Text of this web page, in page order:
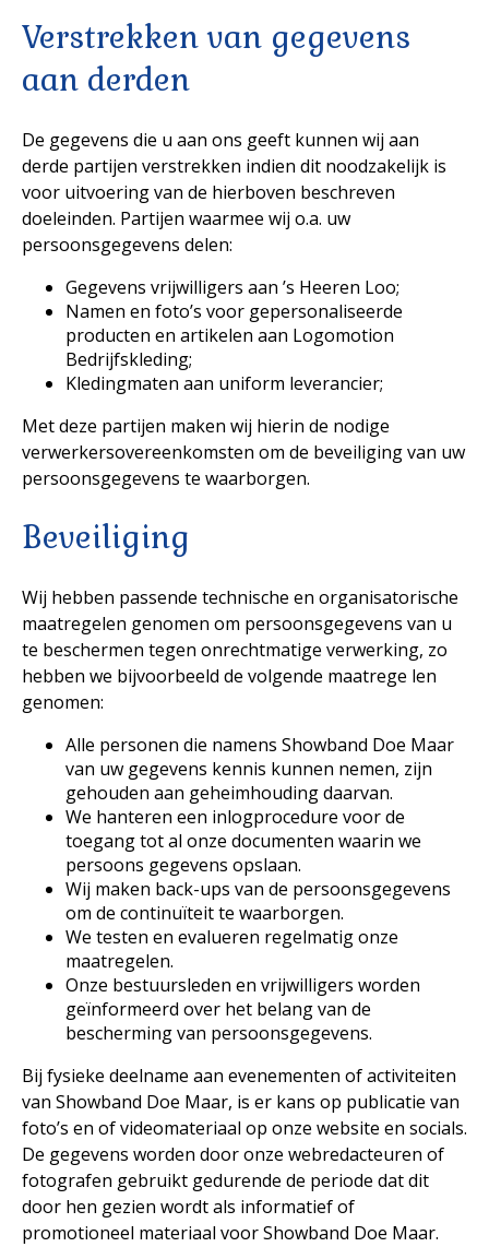
Verstrekken van gegevens
aan derden
De gegevens die u aan ons geeft kunnen wij aan
derde partijen verstrekken indien dit noodzakelijk is
voor uitvoering van de hierboven beschreven
doeleinden. Partijen waarmee wij o.a. uw
persoonsgegevens delen:
Gegevens vrijwilligers aan ’s Heeren Loo;
Namen en foto’s voor gepersonaliseerde
producten en artikelen aan Logomotion
Bedrijfskleding;
Kledingmaten aan uniform leverancier;
Met deze partijen maken wij hierin de nodige
verwerkersovereenkomsten om de beveiliging van uw
persoonsgegevens te waarborgen.
Beveiliging
Wij hebben passende technische en organisatorische
maatregelen genomen om persoonsgegevens van u
te beschermen tegen onrechtmatige verwerking, zo
hebben we bijvoorbeeld de volgende maatrege len
genomen:
Alle personen die namens Showband Doe Maar
van uw gegevens kennis kunnen nemen, zijn
gehouden aan geheimhouding daarvan.
We hanteren een inlogprocedure voor de
toegang tot al onze documenten waarin we
persoons gegevens opslaan.
Wij maken back-ups van de persoonsgegevens
om de continuïteit te waarborgen.
We testen en evalueren regelmatig onze
maatregelen.
Onze bestuursleden en vrijwilligers worden
geïnformeerd over het belang van de
bescherming van persoonsgegevens.
Bij fysieke deelname aan evenementen of activiteiten
van Showband Doe Maar, is er kans op publicatie van
foto’s en of videomateriaal op onze website en socials.
De gegevens worden door onze webredacteuren of
fotografen gebruikt gedurende de periode dat dit
door hen gezien wordt als informatief of
promotioneel materiaal voor Showband Doe Maar.